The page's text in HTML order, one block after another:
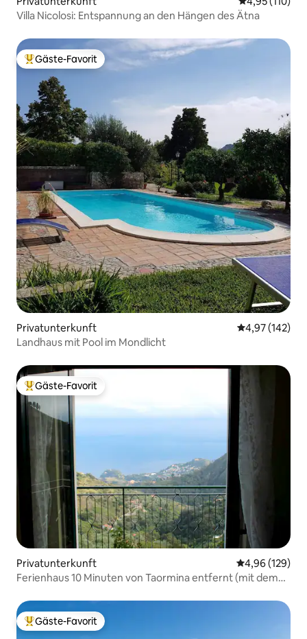
Villa Nicolosi: Entspannung an den Hängen des Ätna
Beliebter Gäste-Favorit.
Gäste-Favorit
Privatunterkunft
4,97 (142)
Landhaus mit Pool im Mondlicht
Beliebter Gäste-Favorit.
Gäste-Favorit
Privatunterkunft
4,96 (129)
Ferienhaus 10 Minuten von Taormina entfernt (mit dem
Beliebter Gäste-Favorit.
Gäste-Favorit